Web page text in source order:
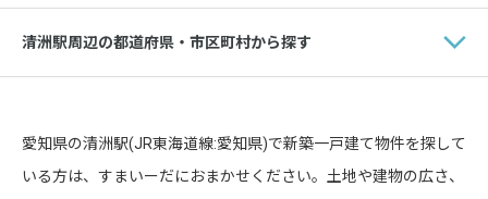
清洲駅周辺の都道府県・市区町村から探す
愛知県の清洲駅(JR東海道線:愛知県)で新築一戸建て物件を探して
いる方は、すまいーだにおまかせください。土地や建物の広さ、